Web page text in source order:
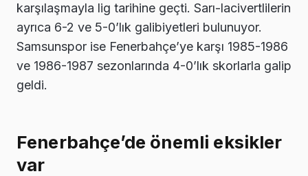
karşılaşmayla lig tarihine geçti. Sarı-lacivertlilerin
ayrıca 6-2 ve 5-0’lık galibiyetleri bulunuyor.
Samsunspor ise Fenerbahçe’ye karşı 1985-1986
ve 1986-1987 sezonlarında 4-0’lık skorlarla galip
geldi.
Fenerbahçe’de önemli eksikler
var